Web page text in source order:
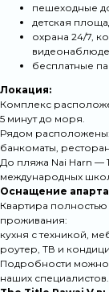
пешеходные
детская
охрана 24/7,
бесплатные
Локация:
Комплекс
5 минут до моря.
Рядом расположены:
банкоматы,
До пляжа Nai Harn —
международных
Оснащение
Квартира
проживания:
кухня с техникой,
роутер, ТВ и
Подробности можно
наших специалистов.